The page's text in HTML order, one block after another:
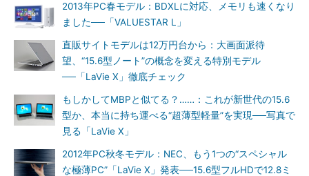
2013年PC春モデル：BDXLに対応、メモリも速くなり
ました──「VALUESTAR L」
直販サイトモデルは12万円台から：大画面派待
望、“15.6型ノート”の概念を変える特別モデル
──「LaVie X」徹底チェック
もしかしてMBPと似てる？……：これが新世代の15.6
型か、本当に持ち運べる“超薄型軽量”を実現──写真で
見る「LaVie X」
2012年PC秋冬モデル：NEC、もう1つの“スペシャル
な極薄PC”「LaVie X」発表──15.6型フルHDで12.8ミ